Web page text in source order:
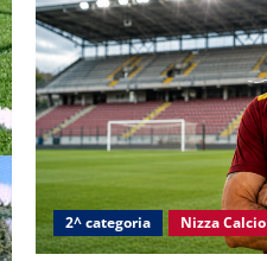
2^ categoria Nizza Calcio